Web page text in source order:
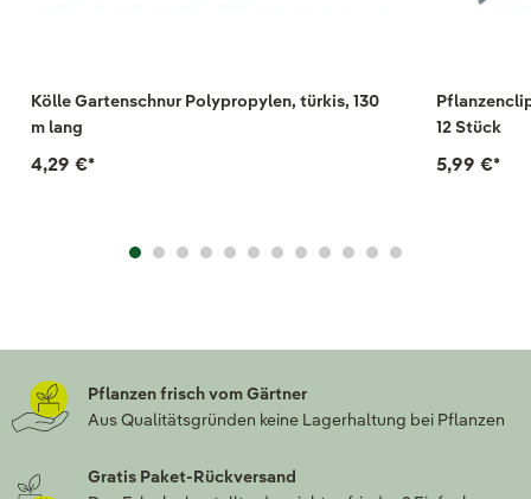
Kölle Gartenschnur Polypropylen, türkis, 130
m lang
4,29 €*
12 Stück
5,99 €*
Pflanzen frisch vom Gärtner
Aus Qualitätsgründen keine Lagerhaltung bei Pflanzen
Gratis Paket-Rückversand